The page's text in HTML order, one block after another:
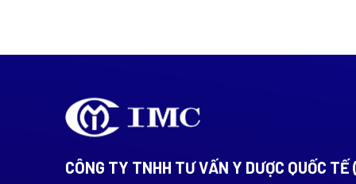
CÔNG TY TNHH TƯ VẤN Y DƯỢC QUỐC TẾ